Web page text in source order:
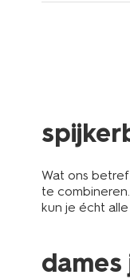
Wat ons
te
kun je écht